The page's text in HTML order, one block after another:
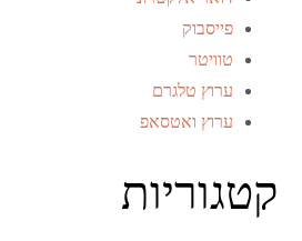
פייסבוק
טוויטר
ערוץ טלגרם
ערוץ ואטסאפ
קטגוריות